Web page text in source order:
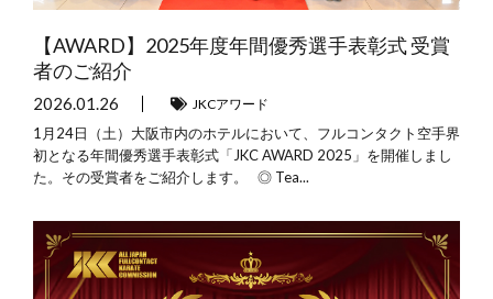
【AWARD】2025年度年間優秀選手表彰式 受賞
者のご紹介
2026.01.26 JKCアワード
1月24日（土）大阪市内のホテルにおいて、フルコンタクト空手界
初となる年間優秀選手表彰式「JKC AWARD 2025」を開催しまし
た。その受賞者をご紹介します。 ◎ Tea...